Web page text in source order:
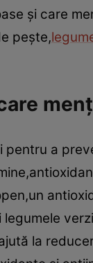
şi care
peşte,
pentru a
la